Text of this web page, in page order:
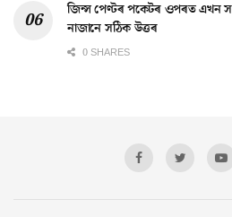
জিন্স পেণ্টৰ পকেটৰ ওপৰত এখন
নাজানে সঠিক উত্তৰ
0 SHARES